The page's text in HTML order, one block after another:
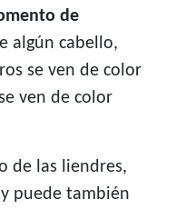
de
algún cabello,
se ven de color
ven de color
de las liendres,
puede también